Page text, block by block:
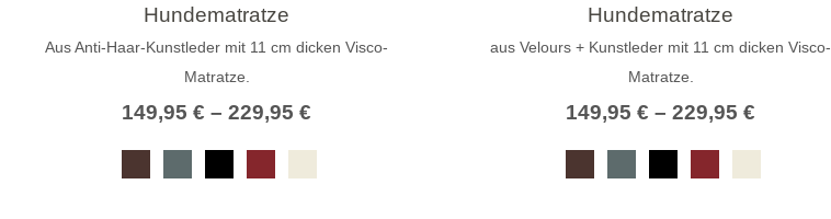
Hundematratze
Aus Anti-Haar-Kunstleder mit 11 cm dicken Visco-
Matratze.
149,95 € – 229,95 €
Hundematratze
aus Velours + Kunstleder mit 11 cm dicken Visco-
Matratze.
149,95 € – 229,95 €